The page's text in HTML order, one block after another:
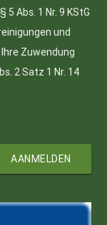
Abs. 1 Nr. 9 KStG
und
Zuwendung
2 Satz 1 Nr. 14